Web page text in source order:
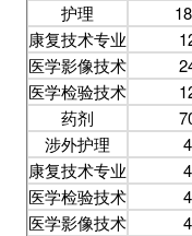
护理
康复技术专业
医学影像技术
医学检验技术
药剂
涉外护理
康复技术专业
医学检验技术
医学影像技术